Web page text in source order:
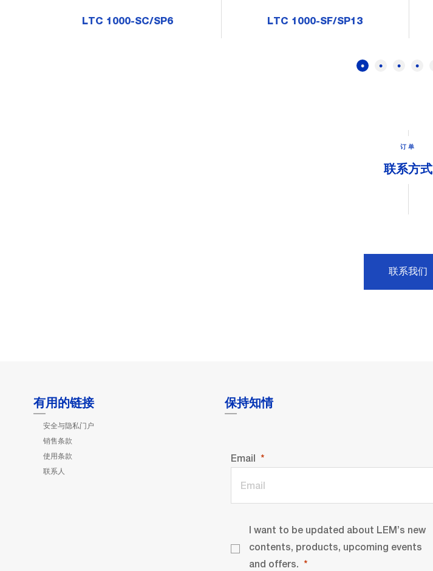
LTC 1000-SC/SP6 LTC 1000-SF/SP13
订单
联系方式
联系我们
有用的链接
安全与隐私门户
销售条款
使用条款
联系人
保持知情
Email
I want to be updated about LEM’s new
contents, products, upcoming events
and offers.